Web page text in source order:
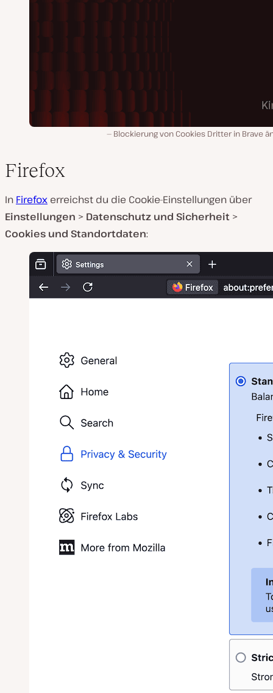
Blockierung von Cookies Dritter in Brave
Firefox
In Firefox erreichst du die Cookie-Einstellungen über
Einstellungen > Datenschutz und Sicherheit >
Cookies und Standortdaten: